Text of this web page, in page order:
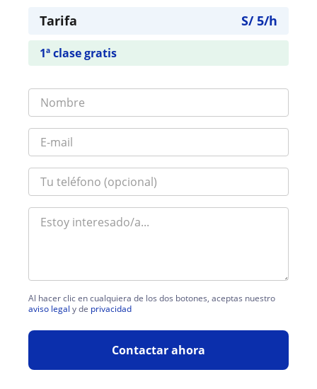
Tarifa S/5/h
1ª clase gratis
Al hacer clic en cualquiera de los dos botones, aceptas nuestro
aviso legal y de privacidad
Contactar ahora